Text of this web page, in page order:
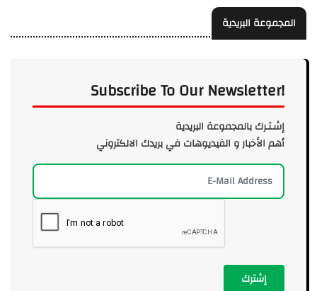
المجموعة البريدية
Subscribe To Our Newsletter!
إشـتـرك بالمجموعة البريدية
أهم الأخبار و الفيديوهات في بريدك الالكتروني
إشترك